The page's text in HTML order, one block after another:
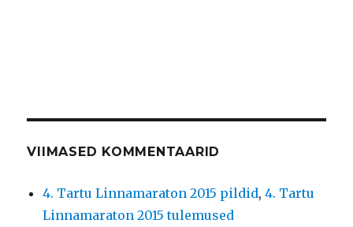
VIIMASED KOMMENTAARID
4. Tartu Linnamaraton 2015 pildid,4. Tartu
Linnamaraton 2015 tulemused